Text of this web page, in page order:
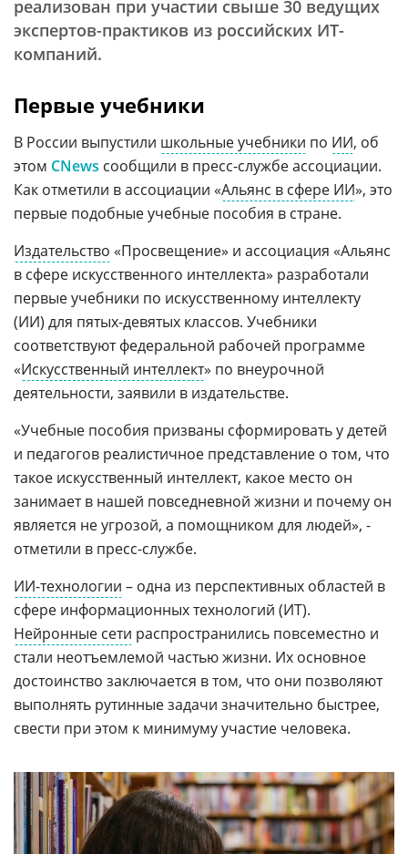
реализован при участии свыше 30 ведущих
экспертов-практиков из российских ИТ-
компаний.
Первые учебники
В России выпустили школьные учебники по ИИ, об
этом СNews сообщили в пресс-службе ассоциации.
Как отметили в ассоциации «Альянс в сфере ИИ», это
первые подобные учебные пособия в стране.
Издательство «Просвещение» и ассоциация «Альянс
в сфере искусственного интеллекта» разработали
первые учебники по искусственному интеллекту
(ИИ) для пятых-девятых классов. Учебники
соответствуют федеральной рабочей программе
«Искусственный интеллект» по внеурочной
деятельности, заявили в издательстве.
«Учебные пособия призваны сформировать у детей
и педагогов реалистичное представление о том, что
такое искусственный интеллект, какое место он
занимает в нашей повседневной жизни и почему он
является не угрозой, а помощником для людей», -
отметили в пресс-службе.
ИИ-технологии – одна из перспективных областей в
сфере информационных технологий (ИТ).
Нейронные сети распространились повсеместно и
стали неотъемлемой частью жизни. Их основное
достоинство заключается в том, что они позволяют
выполнять рутинные задачи значительно быстрее,
свести при этом к минимуму участие человека.